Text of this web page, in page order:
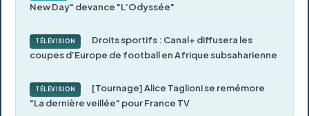
New Day" devance "L’Odyssée"
TÉLÉVISION
Droits sportifs : Canal+ diffusera les
coupes d’Europe de football en Afrique subsaharienne
TÉLÉVISION
[Tournage] Alice Taglioni se remémore
"La dernière veillée" pour France TV